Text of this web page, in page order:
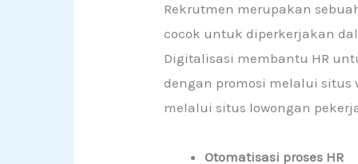
Rekrutmen merupakan
cocok untuk diperkerjakan
Digitalisasi membantu HR
dengan promosi melalui situs
melalui situs lowongan
Otomatisasi proses HR